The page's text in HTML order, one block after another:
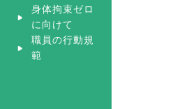
身体拘束ゼロ
に向けて
職員の行動規
範